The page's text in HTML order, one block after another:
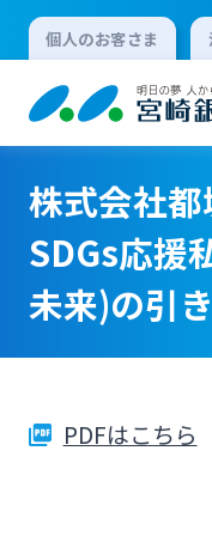
個人のお客さま
個人向けイ
株式会社
SDGs応援
未来)の引
PDFはこちら